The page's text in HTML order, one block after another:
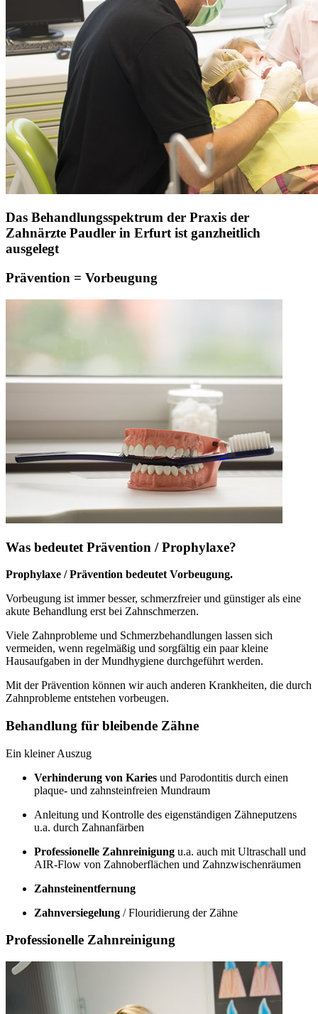
Das Behandlungsspektrum der Praxis der
Zahnärzte Paudler in Erfurt ist ganzheitlich
ausgelegt
Prävention = Vorbeugung
Was bedeutet Prävention / Prophylaxe?
Prophylaxe / Prävention bedeutet Vorbeugung.
Vorbeugung ist immer besser, schmerzfreier und günstiger als eine
akute Behandlung erst bei Zahnschmerzen.
Viele Zahnprobleme und Schmerzbehandlungen lassen sich
vermeiden, wenn regelmäßig und sorgfältig ein paar kleine
Hausaufgaben in der Mundhygiene durchgeführt werden.
Mit der Prävention können wir auch anderen Krankheiten, die durch
Zahnprobleme entstehen vorbeugen.
Behandlung für bleibende Zähne
Ein kleiner Auszug
Verhinderung von Karies und Parodontitis durch einen
plaque- und zahnsteinfreien Mundraum
Anleitung und Kontrolle des eigenständigen Zähneputzens
u.a. durch Zahnanfärben
Professionelle Zahnreinigung u.a. auch mit Ultraschall und
AIR-Flow von Zahnoberflächen und Zahnzwischenräumen
Zahnsteinentfernung
Zahnversiegelung / Flouridierung der Zähne
Professionelle Zahnreinigung